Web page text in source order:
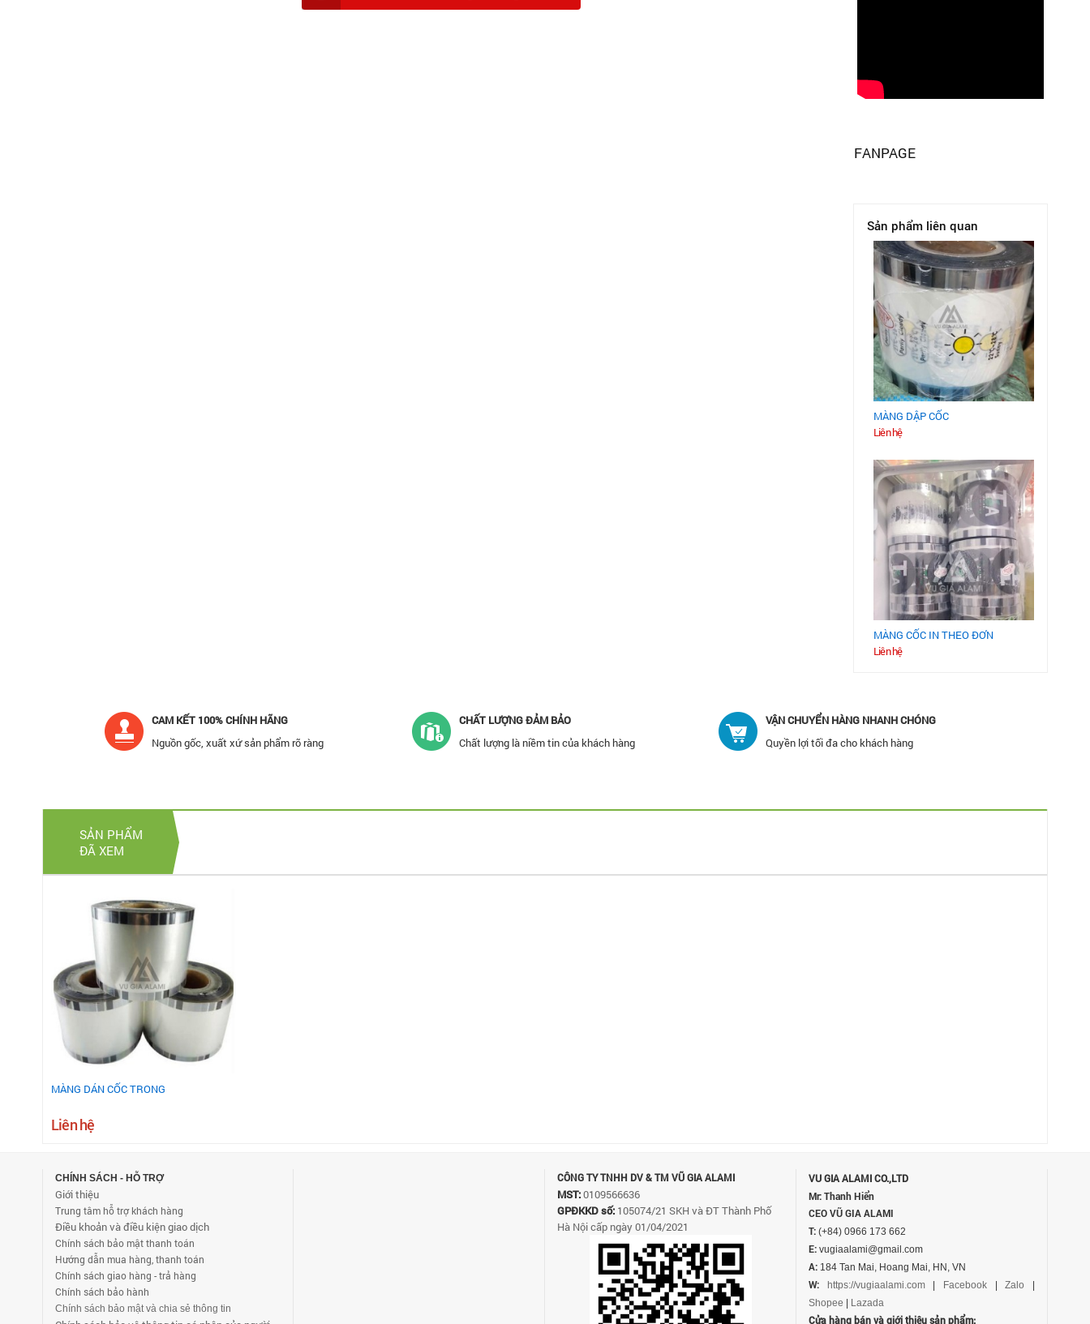
FANPAGE
Sản phẩm liên quan
MÀNG DẬP CỐC
Liên hệ
MÀNG CỐC IN THEO ĐƠN
Liên hệ
CAM KẾT 100% CHÍNH HÃNG
Nguồn gốc, xuất xứ sản phẩm rõ ràng
CHẤT LƯỢNG ĐẢM BẢO
Chất lượng là niềm tin của khách hàng
VẬN CHUYỂN HÀNG NHANH CHÓNG
Quyền lợi tối đa cho khách hàng
SẢN PHẨM
ĐÃ XEM
MÀNG DÁN CỐC TRONG
Liên hệ
CHÍNH SÁCH - HỖ TRỢ
Giới thiệu
Trung tâm hỗ trợ khách hàng
Điều khoản và điều kiện giao dịch
Chính sách bảo mật thanh toán
Hướng dẫn mua hàng, thanh toán
Chính sách giao hàng - trả hàng
Chính sách bảo hành
Chính sách bảo mật và chia sẻ thông tin
CÔNG TY TNHH DV & TM VŨ GIA ALAMI
MST:0109566636
GPĐKKD số: 105074/21 SKH và ĐT Thành Phố
Hà Nội cấp ngày 01/04/2021
VU GIA ALAMI CO.,LTD
Mr: Thanh Hiển
CEO VŨ GIA ALAMI
T: (+84) 0966 173 662
E: vugiaalami@gmail.com
A: 184 Tan Mai, Hoang Mai, HN, VN
W: https://vugiaalami.com| Facebook |Zalo
Shopee
Lazada
Cửa hàng bán và giới thiệu sản phẩm: